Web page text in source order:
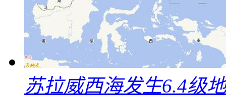
苏拉威西海发生6.4级